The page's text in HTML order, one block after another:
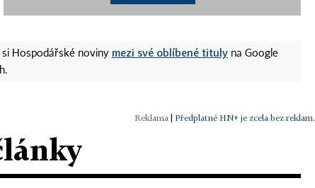
si Hospodářské noviny mezi své oblíbené tituly na Google
| Předplatné HN+ je zcela bez reklam.